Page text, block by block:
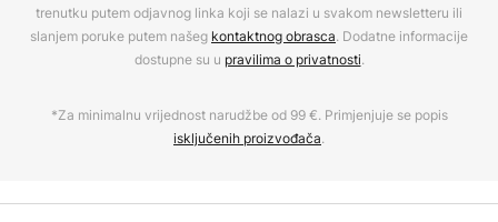
trenutku putem odjavnog linka koji se nalazi u svakom newsletteru ili
slanjem poruke putem našeg kontaktnog obrasca. Dodatne informacije
dostupne su u pravilima o privatnosti.
*Za minimalnu vrijednost narudžbe od 99 €. Primjenjuje se popis
isključenih proizvođača.